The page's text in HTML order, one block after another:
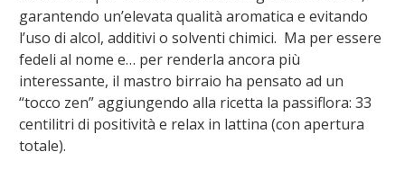
garantendo un’elevata qualità aromatica e evitando
l’uso di alcol, additivi o solventi chimici. Ma per essere
fedeli al nome e… per renderla ancora più
interessante, il mastro birraio ha pensato ad un
“tocco zen” aggiungendo alla ricetta la passiflora: 33
centilitri di positività e relax in lattina (con apertura
totale).